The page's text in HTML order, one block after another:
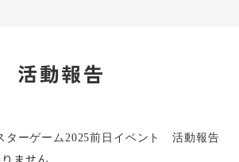
活動報告